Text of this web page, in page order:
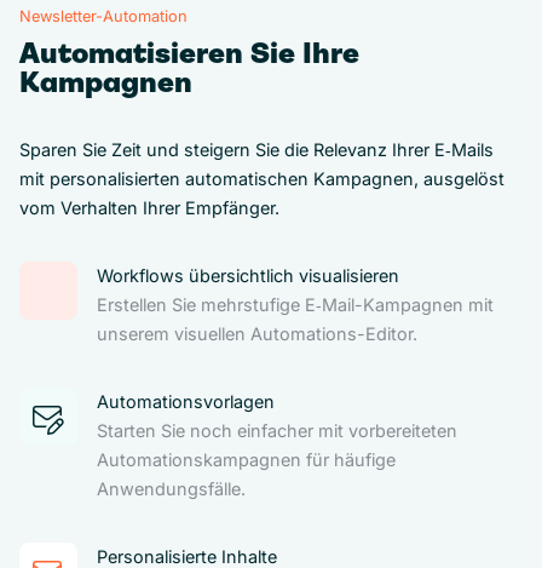
Newsletter-Automation
Automatisieren Sie Ihre
Kampagnen
Sparen Sie Zeit und steigern Sie die Relevanz Ihrer E‑Mails
mit personalisierten automatischen Kampagnen, ausgelöst
vom Verhalten Ihrer Empfänger.
Workflows übersichtlich visualisieren
Erstellen Sie mehrstufige E‑Mail-Kampagnen mit
unserem visuellen Automations-Editor.
Automationsvorlagen
Starten Sie noch einfacher mit vorbereiteten
Automationskampagnen für häufige
Anwendungsfälle.
Personalisierte Inhalte